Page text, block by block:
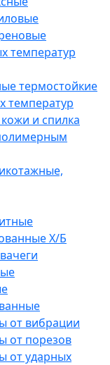
температур
термостойкие
температур
и спилка
Х/Б
от вибрации
от порезов
от ударных